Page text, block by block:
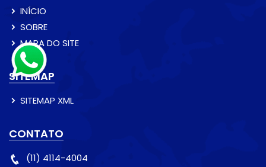
INÍCIO
SOBRE
MAPA DO SITE
SITEMAP
SITEMAP XML
CONTATO
(11) 4114-4004